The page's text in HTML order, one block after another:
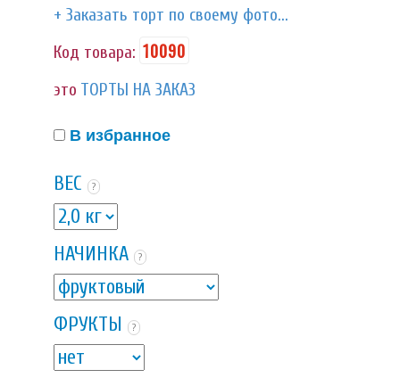
+ Заказать торт по своему фото...
Код товара: 10090
это ТОРТЫ НА ЗАКАЗ
В избранное
ВЕС ?
НАЧИНКА ?
ФРУКТЫ ?